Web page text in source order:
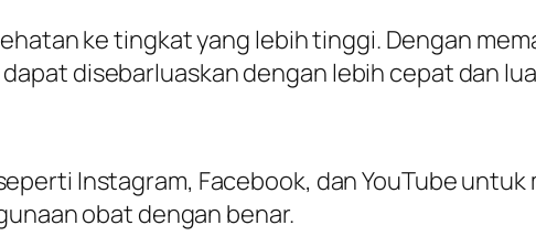
ke tingkat yang lebih tinggi. Dengan
disebarluaskan dengan lebih cepat dan
Instagram, Facebook, dan YouTube
obat dengan benar.